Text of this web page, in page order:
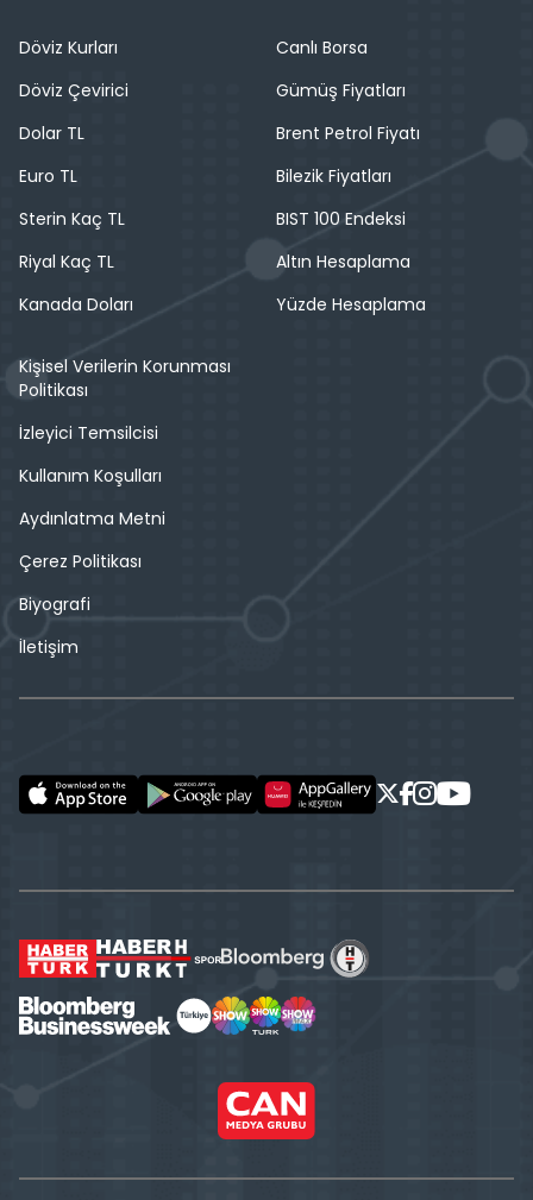
Döviz Kurları
Döviz Çevirici
Dolar TL
Euro TL
Sterin Kaç TL
Riyal Kaç TL
Kanada Doları
Canlı Borsa
Gümüş Fiyatları
Brent Petrol Fiyatı
Bilezik Fiyatları
BIST 100 Endeksi
Altın Hesaplama
Yüzde Hesaplama
Kişisel Verilerin Korunması
Politikası
İzleyici Temsilcisi
Kullanım Koşulları
Aydınlatma Metni
Çerez Politikası
Biyografi
İletişim